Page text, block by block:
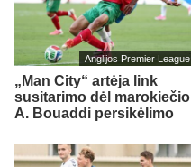
Anglijos Premier League
„Man City“ artėja link
susitarimo dėl marokiečio
A. Bouaddi persikėlimo